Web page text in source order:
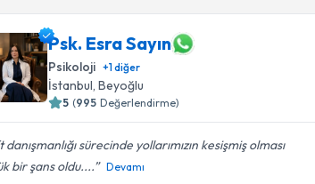
Psk. Esra Sayın
Psikoloji +1diğer
İstanbul , Beyoğlu
5 (995 Değerlendirme)
sürecinde yollarımızın kesişmiş olması
bir şans oldu....
Devamı